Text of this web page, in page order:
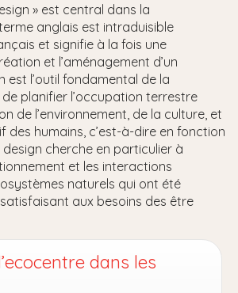
» est central dans la
anglais est intraduisible
et signifie à la fois une
et l’aménagement d’un
est l’outil fondamental de la
planifier l’occupation terrestre
de l’environnement, de la culture, et
des humains, c’est-à-dire en fonction
design cherche en particulier à
et les interactions
naturels qui ont été
aux besoins des être
dans les